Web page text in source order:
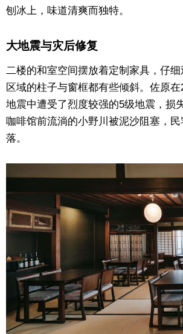
刨冰上，味道清爽而独特。
大地震与灾后修复
二楼的和室空间摆放着定制家具，仔
区域的柱子与窗框都有些倾斜。佐原
地震中遭受了烈度较强的5级地震，损
咖啡馆前流淌的小野川被泥沙阻塞，
落。